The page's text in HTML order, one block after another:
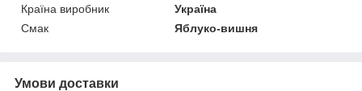
Країна виробник
Україна
Смак
Яблуко-вишня
Умови доставки